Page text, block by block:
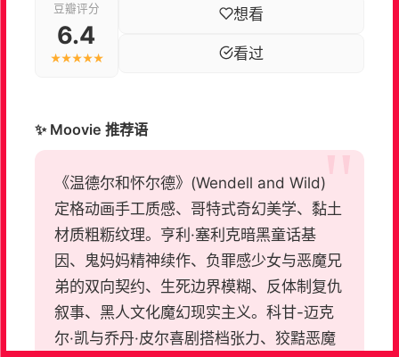
豆瓣评分
6.4
★★★★★
想看
看过
✨ Moovie 推荐语
《温德尔和怀尔德》(Wendell and Wild)
定格动画手工质感、哥特式奇幻美学、黏土
材质粗粝纹理。亨利·塞利克暗黑童话基
因、鬼妈妈精神续作、负罪感少女与恶魔兄
弟的双向契约、生死边界模糊、反体制复仇
叙事、黑人文化魔幻现实主义。科甘-迈克
尔·凯与乔丹·皮尔喜剧搭档张力、狡黠恶魔